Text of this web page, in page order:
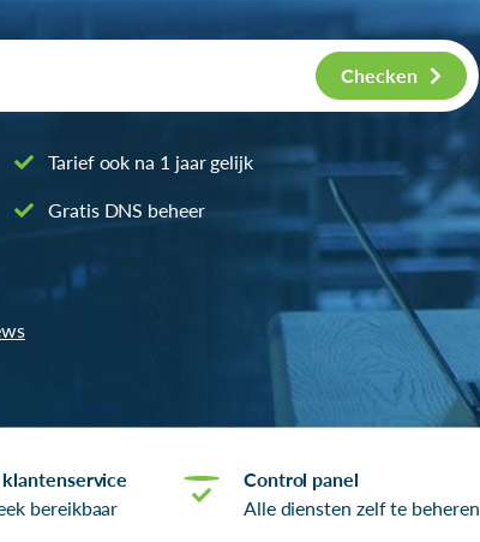
Checken
Tarief ook na 1 jaar gelijk
Gratis DNS beheer
bereikbaar
Control panel
Alle diensten zelf te beheren